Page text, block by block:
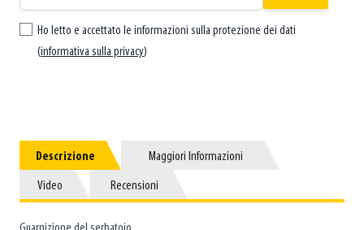
Ho letto e accettato le informazioni sulla protezione dei dati
(informativa sulla privacy)
Descrizione
Descrizione Maggiori Informazioni
Maggiori Informazioni
Video
Video Recensioni
Recensioni